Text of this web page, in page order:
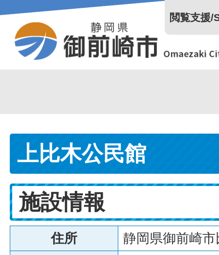
閲覧支援
上比木公民館
施設情報
住所
静岡県御前崎